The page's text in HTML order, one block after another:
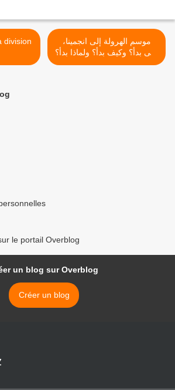
موسم الهرولة إلى انجمينا،
متى بدأ؟ وكيف بدأ؟ ولماذا بدأ؟
>
le portail Overblog
un blog sur Overblog
Créer un blog